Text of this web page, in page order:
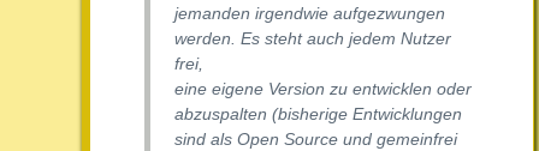
jemanden irgendwie aufgezwungen
werden. Es steht auch jedem Nutzer
frei,
eine eigene Version zu entwicklen oder
abzuspalten (bisherige Entwicklungen
sind als Open Source und gemeinfrei